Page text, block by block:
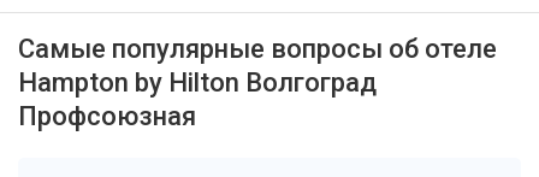
Самые популярные вопросы об отеле
Hampton by Hilton Волгоград
Профсоюзная